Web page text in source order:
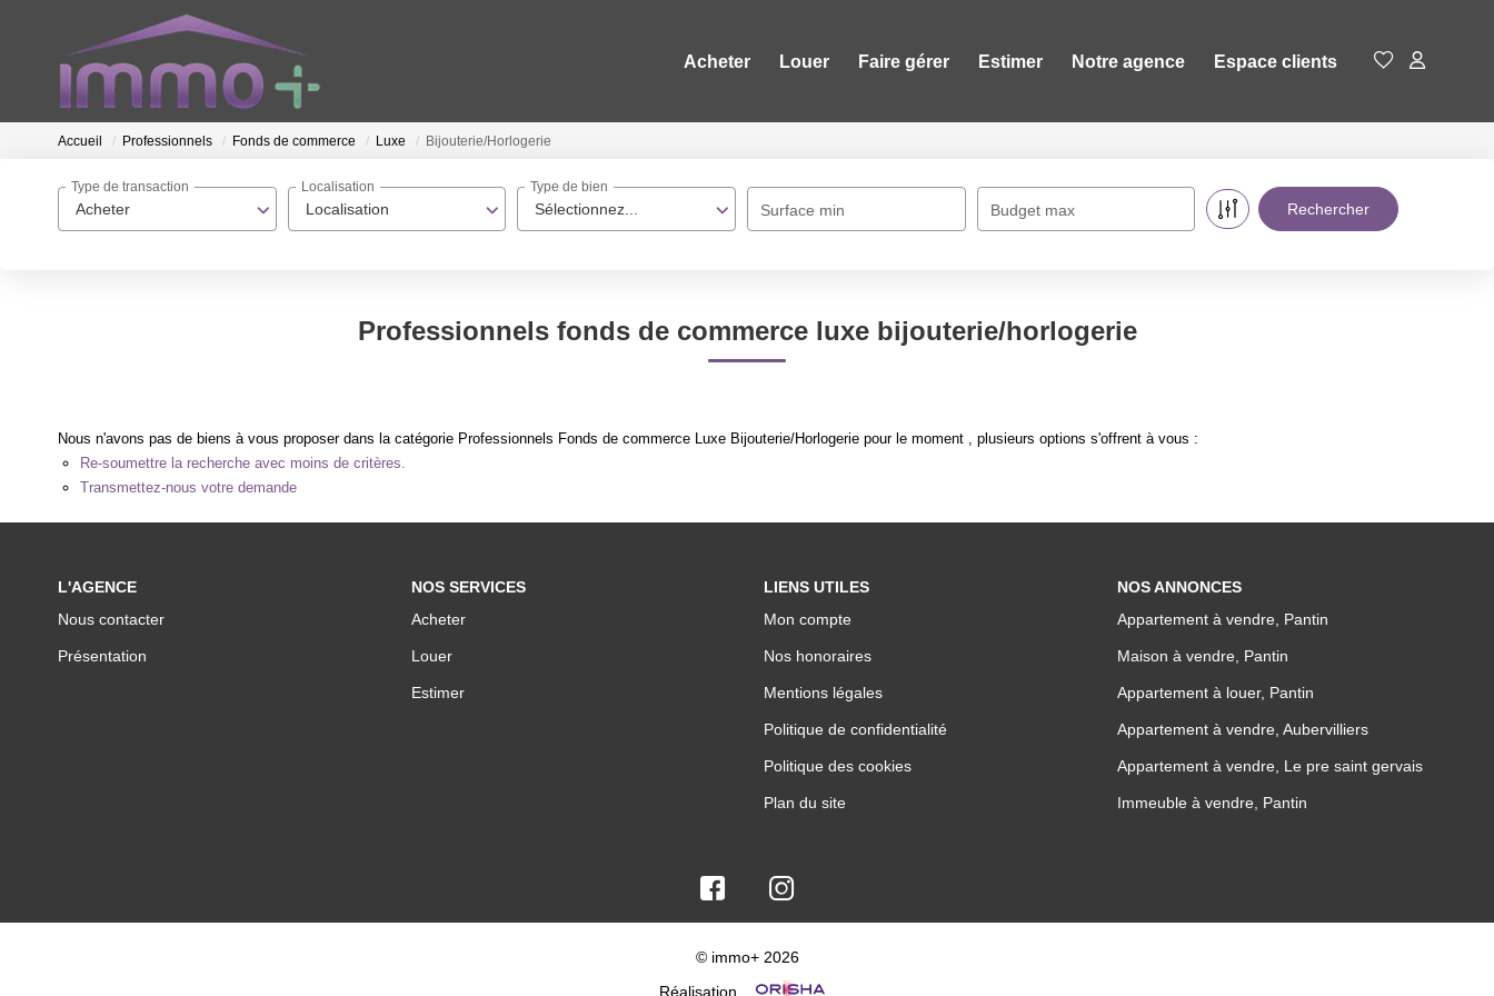
Acheter Louer Faire gérer Estimer Notre agence Espace clients
Accueil Professionnels Fonds de commerce Luxe Bijouterie/Horlogerie
Acheter
Type de transaction
Localisation
Localisation
Sélectionnez...
Type de bien
Surface min Budget max
Professionnels fonds de commerce luxe bijouterie/horlogerie
Nous n'avons pas de biens à vous proposer dans la catégorie Professionnels Fonds de commerce Luxe Bijouterie/Horlogerie pour le moment , plusieurs options s'offrent à vous :
Re-soumettre la recherche avec moins de critères.
Transmettez-nous votre demande
L'AGENCE
Nous contacter
Présentation
NOS SERVICES
Acheter
Louer
Estimer
LIENS UTILES
Mon compte
Nos honoraires
Mentions légales
Politique de confidentialité
Politique des cookies
Plan du site
NOS ANNONCES
Appartement à vendre, Pantin
Maison à vendre, Pantin
Appartement à louer, Pantin
Appartement à vendre, Aubervilliers
Appartement à vendre, Le pre saint gervais
Immeuble à vendre, Pantin
© immo+ 2026
Réalisation